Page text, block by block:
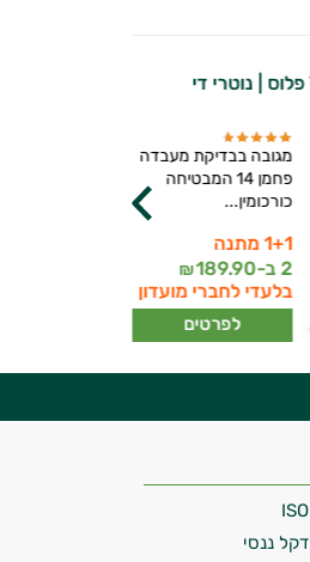
מגובה בבדיקת מעבדה
פחמן 14 המבטיחה
כורכומין...
1+1 מתנה
2 ב-
189.90
₪
בלעדי לחברי מועדון
לפרטים
ISO
דקל ננסי